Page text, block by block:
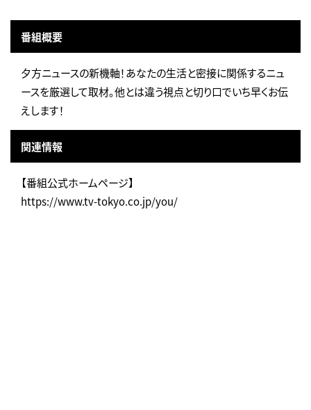
番組概要
夕方ニュースの新機軸！あなたの生活と密接に関係するニュ
ースを厳選して取材。他とは違う視点と切り口でいち早くお伝
えします！
関連情報
【番組公式ホームページ】
https://www.tv-tokyo.co.jp/you/